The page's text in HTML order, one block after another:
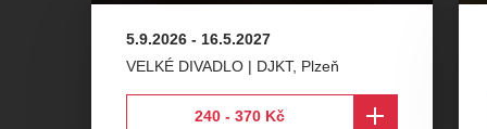
Hudební dramaturgie:Vojtěch Frank, Jiří Petrdlík
5.9.2026 - 16.5.2027
VELKÉ DIVADLO | DJKT, Plzeň
240 - 370 Kč